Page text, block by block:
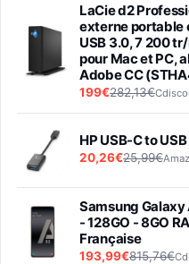
LaCie d2
externe portable
USB 3.0, 7 200
pour Mac et PC,
Adobe CC
199€282,13€
HP USB-C to
20,26€25,99€
Samsung
- 128GO - 8GO
Française
193,99€815,76€